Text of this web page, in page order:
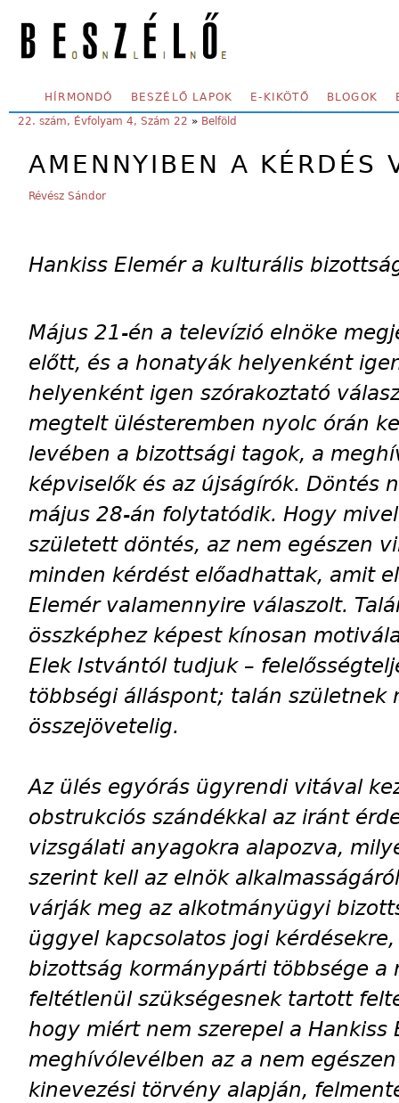
SECONDARY MENU
HÍRMONDÓ BESZÉLŐ LAPOK E-KIKÖTŐ BLOGOK
YOU ARE HERE:
22. szám, Évfolyam 4, Szám 22 » Belföld
AMENNYIBEN A KÉRDÉS
Révész Sándor
Hankiss Elemér a kulturális
Május 21-én a televízió elnöke
előtt, és a honatyák helyenként
helyenként igen szórakoztató
megtelt ülésteremben nyolc órán
levében a bizottsági tagok, a
képviselők és az újságírók. Döntés
május 28-án folytatódik. Hogy
született döntés, az nem egészen
minden kérdést előadhattak, amit
Elemér valamennyire válaszolt.
összképhez képest kínosan
Elek Istvántól tudjuk –
többségi álláspont; talán születnek
összejövetelig.
Az ülés egyórás ügyrendi vitával
obstrukciós szándékkal az iránt
vizsgálati anyagokra alapozva,
szerint kell az elnök
várják meg az alkotmányügyi
üggyel kapcsolatos jogi
bizottság kormánypárti többsége a
feltétlenül szükségesnek tartott
hogy miért nem szerepel a Hankiss
meghívólevélben az a nem
kinevezési törvény alapján,